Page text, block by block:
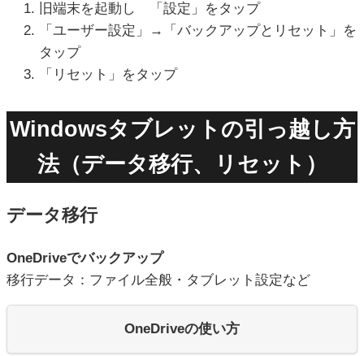
旧端末を起動し 「設定」をタップ
「ユーザー設定」→「バックアップとリセット」を
タップ
「リセット」をタップ
Windowsタブレットの引っ越し方
法（データ移行、リセット）
データ移行
OneDriveでバックアップ
移行データ：ファイル全般・タブレット設定など
OneDriveの使い方